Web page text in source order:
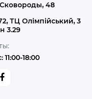
Сковороды, 48
ТЦ Олімпійський, 3
3.29
18:00